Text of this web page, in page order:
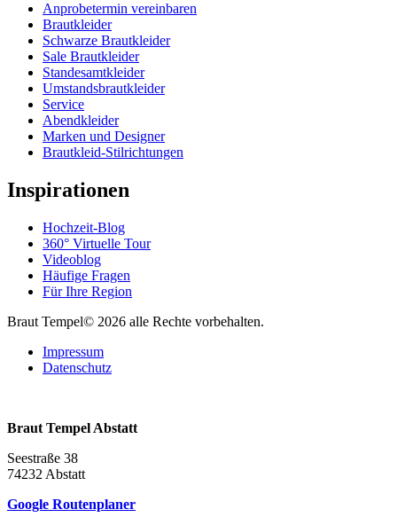
Anprobetermin vereinbaren
Brautkleider
Schwarze Brautkleider
Sale Brautkleider
Standesamtkleider
Umstandsbrautkleider
Service
Abendkleider
Marken und Designer
Brautkleid-Stilrichtungen
Inspirationen
Hochzeit-Blog
360° Virtuelle Tour
Videoblog
Häufige Fragen
Für Ihre Region
Braut Tempel© 2026 alle Rechte vorbehalten.
Impressum
Datenschutz
Braut Tempel Abstatt
Seestraße 38
74232 Abstatt
Google Routenplaner